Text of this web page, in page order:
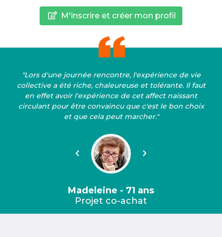
M'inscrire et créer mon profil
"Lors d'une journée rencontre, l'expérience de vie
collective a été riche, chaleureuse et tolérante. Il faut
en effet avoir l'expérience de cet affect naissant
circulant pour être convaincu que c'est le bon choix
et que cela peut marcher."
Précédent Suivant
Madeleine - 71 ans
Projet co-achat